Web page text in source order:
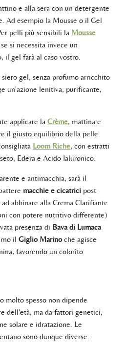
e alla sera con un detergente
Ad esempio la Mousse o il Gel
pelli più sensibili la Mousse
si necessita invece un
il gel farà al caso vostro.
siero gel, senza profumo arricchito
un'azione lenitiva, purificante,
applicare la Crème, mattina e
il giusto equilibrio della pelle.
Loom Riche, con estratti
Edera e Acido Ialuronico.
e antimacchia, sarà il
macchie e cicatrici post
abbinare alla Crema Clarifiante
con potere nutritivo differente)
presenza di Bava di Lumaca
il Giglio Marinoche agisce
favorendo un colorito
molto spesso non dipende
dell'età, ma da fattori genetici,
solare e idratazione. Le
sono dunque diverse: